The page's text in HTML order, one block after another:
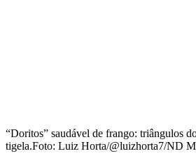
“Doritos” saudável de frango: triângulos
tigela.Foto: Luiz Horta/@luizhorta7/ND